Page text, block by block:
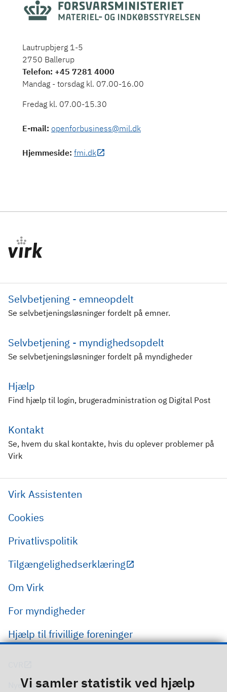
Vi samler statistik ved hjælp
Lautrupbjerg 1-5
2750 Ballerup
Telefon: +45 7281 4000
Mandag - torsdag kl. 07.00-16.00
Fredag kl. 07.00-15.30
E-mail: openforbusiness@mil.dk
Hjemmeside: fmi.dk
Selvbetjening - emneopdelt
Se selvbetjeningsløsninger fordelt på emner.
Selvbetjening - myndighedsopdelt
Se selvbetjeningsløsninger fordelt på myndigheder
Hjælp
Find hjælp til login, brugeradministration og Digital Post
Kontakt
Se, hvem du skal kontakte, hvis du oplever problemer på
Virk
Virk Assistenten
Cookies
Privatlivspolitik
Tilgængelighedserklæring
Om Virk
For myndigheder
Hjælp til frivillige foreninger
Nye regler